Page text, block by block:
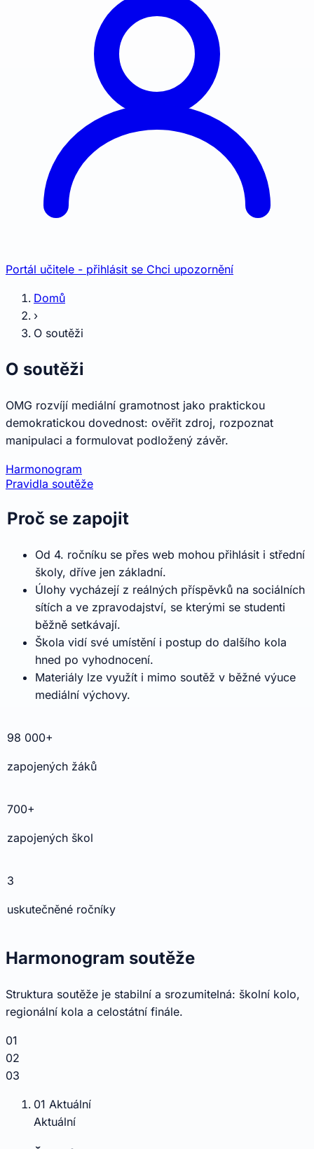
Portál učitele - přihlásit se Chci upozornění
Domů
›
O soutěži
O soutěži
OMG rozvíjí mediální gramotnost jako praktickou
demokratickou dovednost: ověřit zdroj, rozpoznat
manipulaci a formulovat podložený závěr.
Harmonogram
Pravidla soutěže
Proč se zapojit
Od 4. ročníku se přes web mohou přihlásit i střední
školy, dříve jen základní.
Úlohy vycházejí z reálných příspěvků na sociálních
sítích a ve zpravodajství, se kterými se studenti
běžně setkávají.
Škola vidí své umístění i postup do dalšího kola
hned po vyhodnocení.
Materiály lze využít i mimo soutěž v běžné výuce
mediální výchovy.
98 000+
zapojených žáků
700+
zapojených škol
3
uskutečněné ročníky
Harmonogram soutěže
Struktura soutěže je stabilní a srozumitelná: školní kolo,
regionální kola a celostátní finále.
01
02
03
01 Aktuální
Aktuální